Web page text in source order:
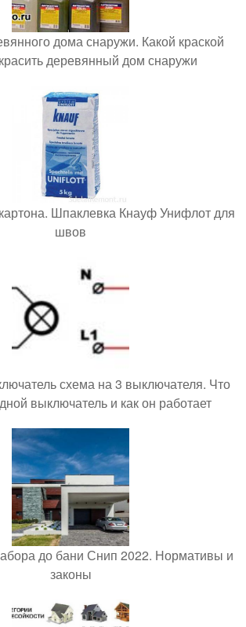
дома снаружи. Какой краской
деревянный дом снаружи
Шпаклевка Кнауф Унифлот для
швов
схема на 3 выключателя. Что
выключатель и как он работает
до бани Снип 2022. Нормативы и
законы